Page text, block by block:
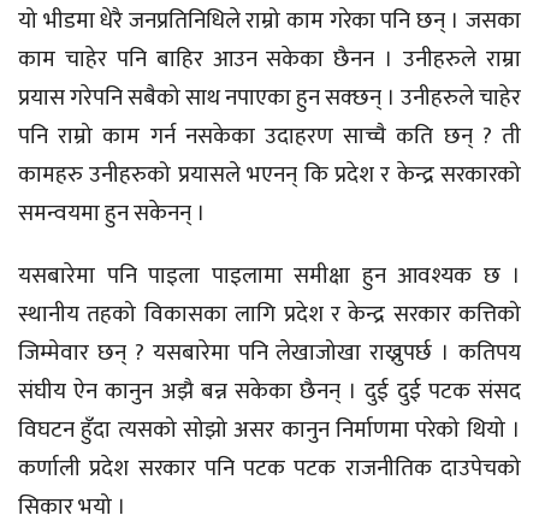
यो भीडमा धेरै जनप्रतिनिधिले राम्रो काम गरेका पनि छन् । जसका
काम चाहेर पनि बाहिर आउन सकेका छैनन । उनीहरुले राम्रा
प्रयास गरेपनि सबैको साथ नपाएका हुन सक्छन् । उनीहरुले चाहेर
पनि राम्रो काम गर्न नसकेका उदाहरण साच्चै कति छन् ? ती
कामहरु उनीहरुको प्रयासले भएनन् कि प्रदेश र केन्द्र सरकारको
समन्वयमा हुन सकेनन् ।
यसबारेमा पनि पाइला पाइलामा समीक्षा हुन आवश्यक छ ।
स्थानीय तहको विकासका लागि प्रदेश र केन्द्र सरकार कत्तिको
जिम्मेवार छन् ? यसबारेमा पनि लेखाजोखा राख्नुपर्छ । कतिपय
संघीय ऐन कानुन अझै बन्न सकेका छैनन् । दुई दुई पटक संसद
विघटन हुँदा त्यसको सोझो असर कानुन निर्माणमा परेको थियो ।
कर्णाली प्रदेश सरकार पनि पटक पटक राजनीतिक दाउपेचको
सिकार भयो ।